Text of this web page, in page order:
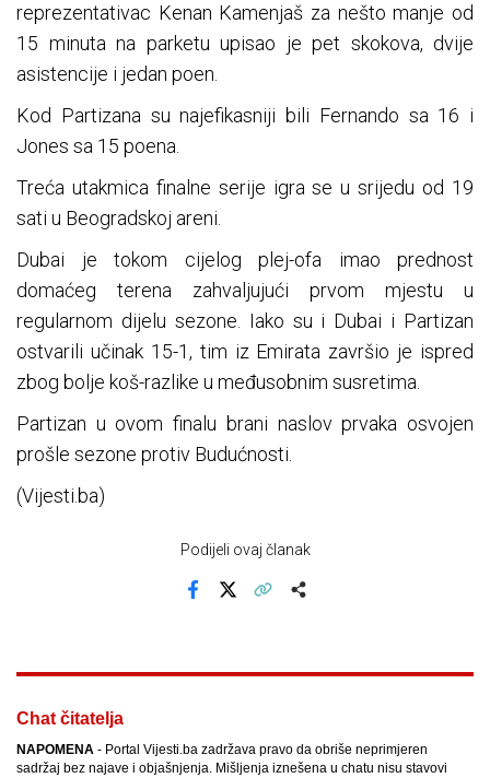
reprezentativac Kenan Kamenjaš za nešto manje od
15 minuta na parketu upisao je pet skokova, dvije
asistencije i jedan poen.
Kod Partizana su najefikasniji bili Fernando sa 16 i
Jones sa 15 poena.
Treća utakmica finalne serije igra se u srijedu od 19
sati u Beogradskoj areni.
Dubai je tokom cijelog plej-ofa imao prednost
domaćeg terena zahvaljujući prvom mjestu u
regularnom dijelu sezone. Iako su i Dubai i Partizan
ostvarili učinak 15-1, tim iz Emirata završio je ispred
zbog bolje koš-razlike u međusobnim susretima.
Partizan u ovom finalu brani naslov prvaka osvojen
prošle sezone protiv Budućnosti.
(Vijesti.ba)
Podijeli ovaj članak
Chat čitatelja
NAPOMENA - Portal Vijesti.ba zadržava pravo da obriše neprimjeren
sadržaj bez najave i objašnjenja. Mišljenja iznešena u chatu nisu stavovi